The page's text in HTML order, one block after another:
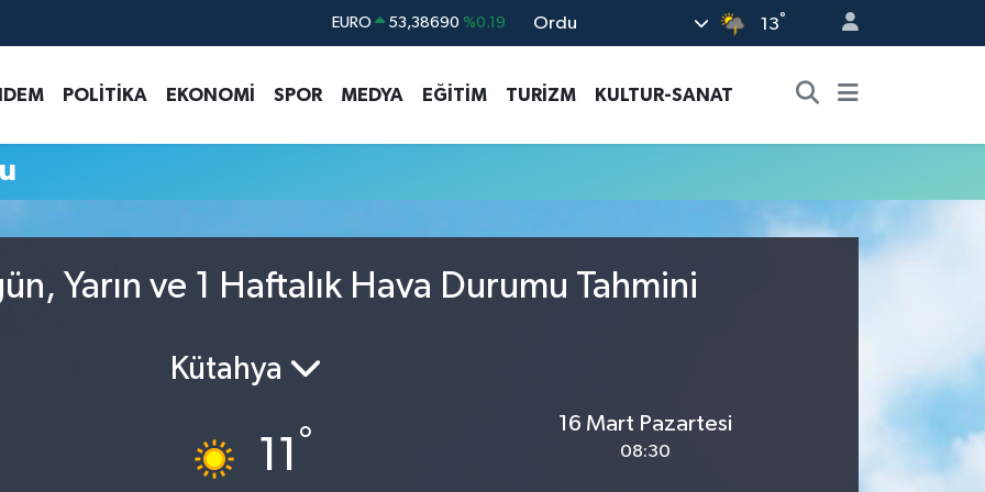
EURO 53,38690 %0.19
G.ALTIN 6862,09000 %0.19
BİST100 14.598,00 %0
Ordu 13°
POLİTİKA EKONOMİ SPOR MEDYA EĞİTİM TURİZM KULTUR-SANAT
Yarın ve 1 Haftalık Hava Durumu Tahmini
Kütahya
11 °
16 Mart Pazartesi
08:30